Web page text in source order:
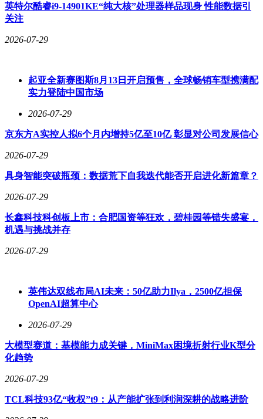
成。
种并匹配地域文化特征。阿拉伯语排版自动适应从右向左的书
排版场景中，系统可智能调整字体大小、行距等参数，确保不
同文字系统的视觉平衡。
该模型现已在火山方舟体验中心上线，并将逐步接入豆包、即
梦等平台。技术团队透露，后续迭代将聚焦于微米级编辑精度
提升与跨模态内容生成，进一步拓展专业设计领域的应用边
界。
英特尔酷睿i9-14901KE“纯大核”处理器样品现身 性能数据引
关注
2026-07-29
起亚全新赛图斯8月13日开启预售，全球畅销车型携满配
实力登陆中国市场
2026-07-29
京东方A实控人拟6个月内增持5亿至10亿 彰显对公司发展信心
2026-07-29
具身智能突破瓶颈：数据荒下自我迭代能否开启进化新篇章？
2026-07-29
长鑫科技科创板上市：合肥国资等狂欢，碧桂园等错失盛宴，
机遇与挑战并存
2026-07-29
英伟达双线布局AI未来：50亿助力Ilya，2500亿担保
OpenAI超算中心
2026-07-29
大模型赛道：基模能力成关键，MiniMax困境折射行业K型分
化趋势
2026-07-29
TCL科技93亿“收权”t9：从产能扩张到利润深耕的战略进阶